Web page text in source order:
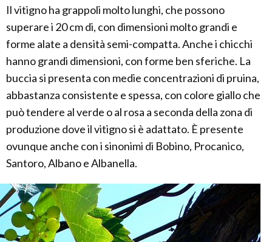
Il vitigno ha grappoli molto lunghi, che possono
superare i 20 cm di, con dimensioni molto grandi e
forme alate a densità semi-compatta. Anche i chicchi
hanno grandi dimensioni, con forme ben sferiche. La
buccia si presenta con medie concentrazioni di pruina,
abbastanza consistente e spessa, con colore giallo che
può tendere al verde o al rosa a seconda della zona di
produzione dove il vitigno si è adattato. È presente
ovunque anche con i sinonimi di Bobino, Procanico,
Santoro, Albano e Albanella.